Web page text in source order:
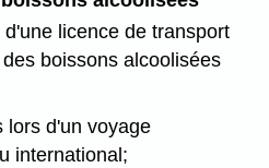
d'une licence de transport
boissons alcoolisées
lors d'un voyage
international;